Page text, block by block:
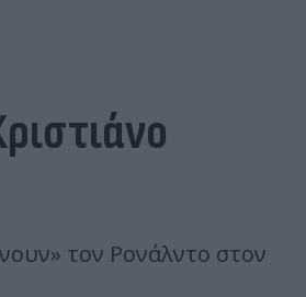
τον Ρονάλντο στον